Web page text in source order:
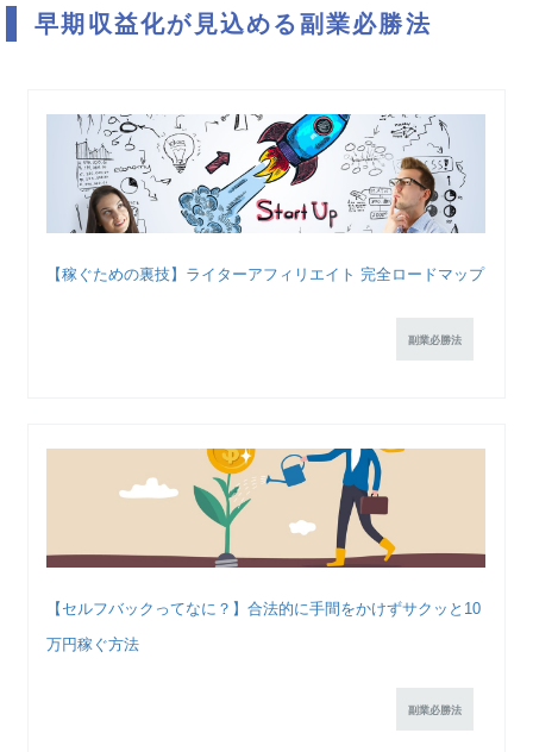
早期収益化が見込める副業必勝法
【稼ぐための裏技】ライターアフィリエイト 完全ロードマップ
副業必勝法
【セルフバックってなに？】合法的に手間をかけずサクッと10
万円稼ぐ方法
副業必勝法